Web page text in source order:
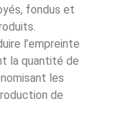
fondus et
l’empreinte
la quantité de
les
de